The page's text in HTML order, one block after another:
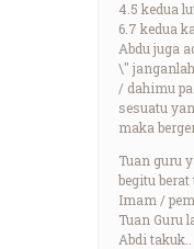
4.5 kedua
6.7 kedua
Abdu juga
\"
/ dahimu
sesuatu
maka
Tuan guru
begitu
Imam /
Tuan Guru
Abdi